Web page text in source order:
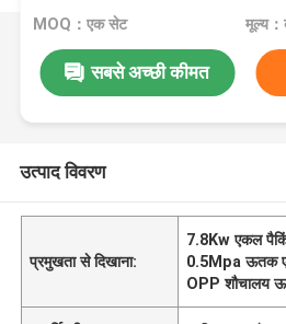
MOQ：एक सेट मूल्य：
सबसे अच्छी कीमत
उत्पाद विवरण
प्रमुखता से दिखाना:
7.8Kw एकल
0.5Mpa ऊतक
OPP शौचालय